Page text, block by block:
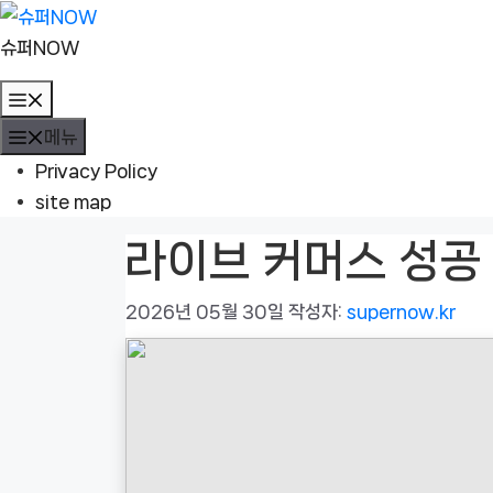
컨
텐
츠
로
건
슈퍼NOW
뉴
메뉴
Privacy Policy
site map
라이브 커머스 성
2026년 05월 30일 작성자: supernow.kr